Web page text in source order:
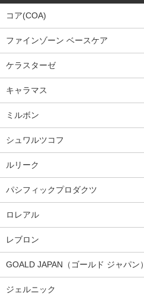
コア(COA)
ファインゾーン ベースケア
ケラスターゼ
キャラマス
ミルボン
シュワルツコフ
ルリーク
パシフィックプロダクツ
ロレアル
レブロン
GOALD JAPAN（ゴールド ジャパン）
ジェルニック